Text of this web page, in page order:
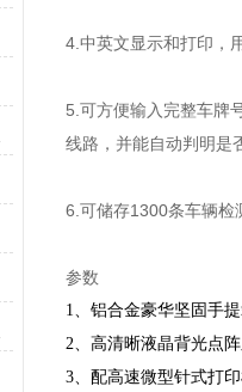
4.中英文显示和打印，
5.可方便输入完整车牌
线路，并能自动判明是
6.可储存1300条车辆检
参数
1、铝合金豪华坚固手
2、高清晰液晶背光点
3、配高速微型针式打